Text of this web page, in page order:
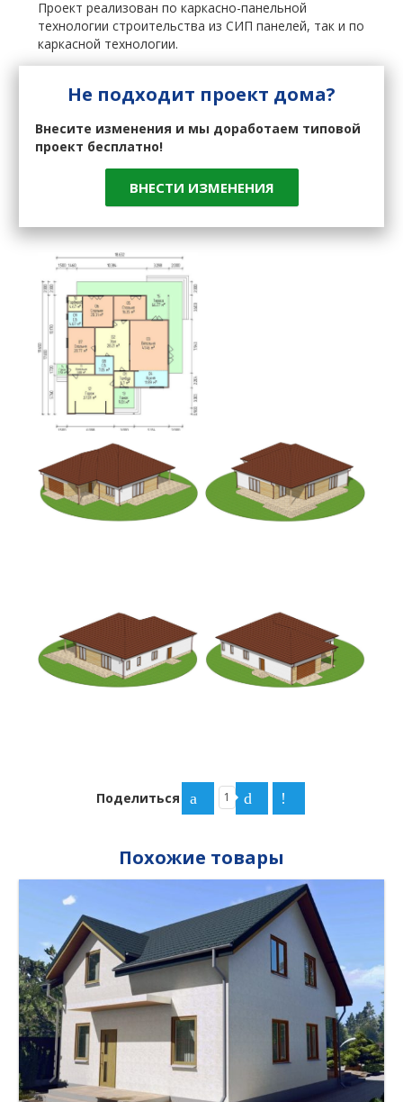
Проект реализован по каркасно-панельной
технологии строительства из СИП панелей, так и по
каркасной технологии.
Не подходит проект дома?
Внесите изменения и мы доработаем типовой
проект бесплатно!
ВНЕСТИ ИЗМЕНЕНИЯ
Поделиться 1
Похожие товары